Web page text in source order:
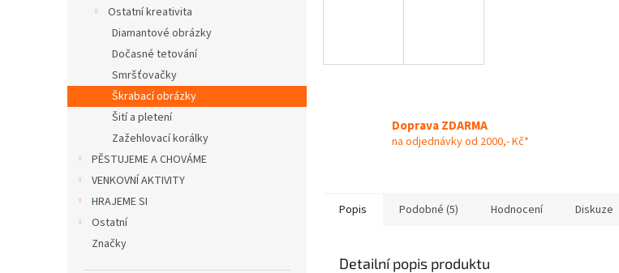
Ostatní kreativita
Diamantové obrázky
Dočasné tetování
Smršťovačky
Škrabací obrázky
Šití a pletení
Zažehlovací korálky
PĚSTUJEME A CHOVÁME
VENKOVNÍ AKTIVITY
HRAJEME SI
Ostatní
Značky
Doprava ZDARMA
na odjednávky od 2000,- Kč*
Popis Podobné (5) Hodnocení Diskuze
Detailní popis produktu